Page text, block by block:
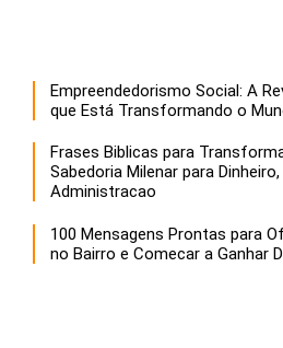
Empreendedorismo Social: A
que Está Transformando o
Frases Biblicas para
Sabedoria Milenar para
Administracao
100 Mensagens Prontas para
no Bairro e Comecar a Ganhar